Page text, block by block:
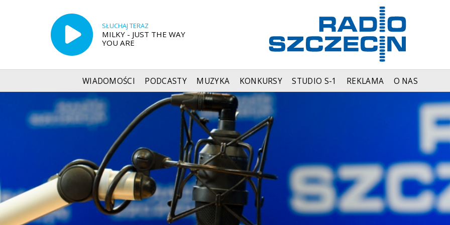
SŁUCHAJ TERAZ
MILKY - JUST THE WAY
YOU ARE
WIADOMOŚCI PODCASTY MUZYKA KONKURSY STUDIO S-1 REKLAMA O NAS